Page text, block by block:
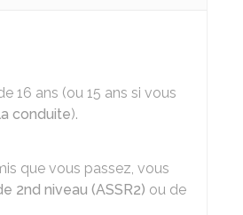
16 ans (ou 15 ans si vous
conduite).
que vous passez, vous
2nd niveau (ASSR2) ou de